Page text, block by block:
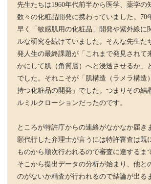
先生たちは1960年代前半から医学、薬学の
数々の化粧品開発に携わっていました。70
早く「敏感肌用の化粧品」開発や紫外線に
ルな研究を続けていました。そんな先生た
発人生の最終課題が「これまで発見されて
かにして肌（角質層）へと浸透させるか」
でした。それこそが「肌構造（ラメラ構造
持つ化粧品の開発」でした。つまりその結
ルミルクローションだったのです。
ところが特許庁からの連絡がなかなか届き
願代行した弁理士が言うには特許審査は既
ものから順次行われるので審査に達するま
そこから提出データの分析が始まり、他と
のがないか精査が行われるので結論が出る